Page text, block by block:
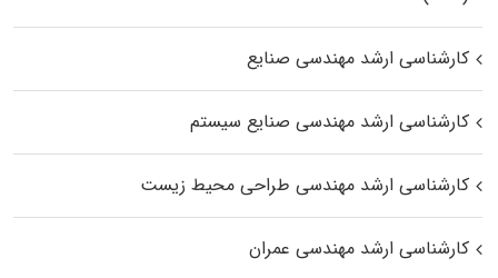
کارشناسی ارشد مهندسی صنایع
کارشناسی ارشد مهندسی صنایع سیستم
کارشناسی ارشد مهندسی طراحی محیط زیست
کارشناسی ارشد مهندسی عمران